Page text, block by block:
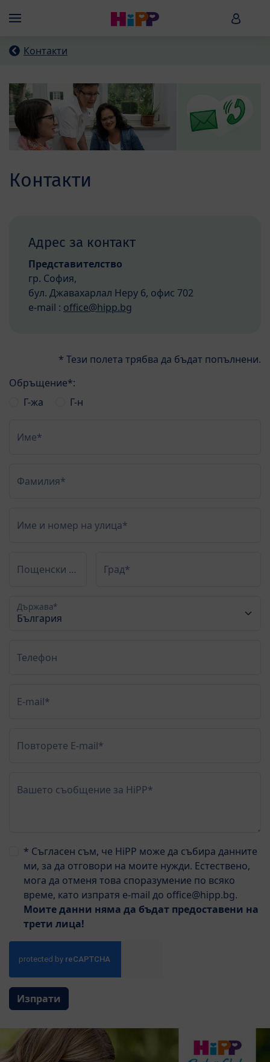
Menü HiPP
Контакти
Контакти
Адрес за контакт
Представителство
гр. София,
бул. Джавахарлал Неру 6, офис 702
e-mail : office@hipp.bg
* Тези полета трябва да бъдат попълнени.
Обръщение*:
Г-жа
Г-н
Име*
Фамилия*
Име и номер на улица*
Пощенски код* Град*
Държава*
Телефон
E-mail*
Повторете E-mail*
Вашето съобщение за HiPP*
* Съгласен съм, че HiPP може да събира данните
ми, за да отговори на моите нужди. Естествено,
мога да отменя това споразумение по всяко
време, като изпратя e-mail до office@hipp.bg.
Моите данни няма да бъдат предоставени на
трети лица!
Изпрати